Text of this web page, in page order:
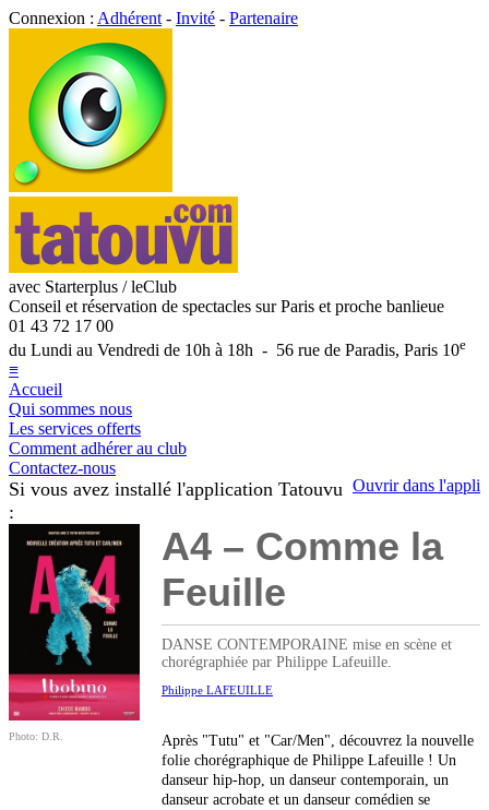
Connexion : Adhérent - Invité - Partenaire
avec Starterplus / leClub
Conseil et réservation de spectacles sur Paris et proche banlieue
01 43 72 17 00
du Lundi au Vendredi de 10h à 18h - 56 rue de Paradis, Paris 10e
≡
Accueil
Qui sommes nous
Les services offerts
Comment adhérer au club
Contactez-nous
Ouvrir dans l'appli
Si vous avez installé l'application Tatouvu
:
Photo: D.R.
A4 – Comme la
Feuille
DANSE CONTEMPORAINE mise en scène et
chorégraphiée par Philippe Lafeuille.
Philippe LAFEUILLE
Après "Tutu" et "Car/Men", découvrez la nouvelle
folie chorégraphique de Philippe Lafeuille ! Un
danseur hip-hop, un danseur contemporain, un
danseur acrobate et un danseur comédien se